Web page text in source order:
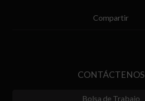
Compartir
CONTÁCTENOS
Bolsa de Trabajo